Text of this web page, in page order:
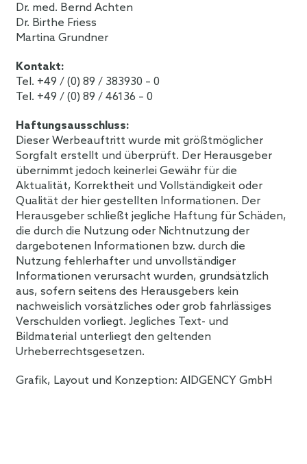
Dr. med. Bernd Achten
Dr. Birthe Friess
Martina Grundner
Kontakt:
Tel. +49 / (0) 89 / 383930 – 0
Tel. +49 / (0) 89 / 46136 – 0
Haftungsausschluss:
Dieser Werbeauftritt wurde mit größtmöglicher
Sorgfalt erstellt und überprüft. Der Herausgeber
übernimmt jedoch keinerlei Gewähr für die
Aktualität, Korrektheit und Vollständigkeit oder
Qualität der hier gestellten Informationen. Der
Herausgeber schließt jegliche Haftung für Schäden,
die durch die Nutzung oder Nichtnutzung der
dargebotenen Informationen bzw. durch die
Nutzung fehlerhafter und unvollständiger
Informationen verursacht wurden, grundsätzlich
aus, sofern seitens des Herausgebers kein
nachweislich vorsätzliches oder grob fahrlässiges
Verschulden vorliegt. Jegliches Text- und
Bildmaterial unterliegt den geltenden
Urheberrechtsgesetzen.
Grafik, Layout und Konzeption: AIDGENCY GmbH